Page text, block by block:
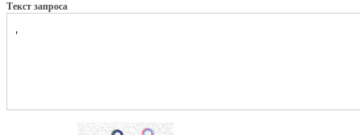
Текст запроса